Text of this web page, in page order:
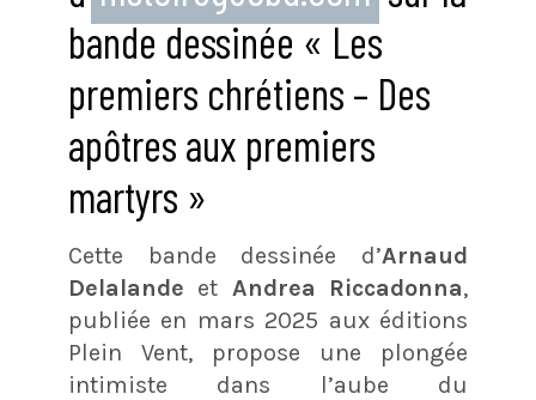
bande dessinée « Les
premiers chrétiens – Des
apôtres aux premiers
martyrs »
Cette bande dessinée d’Arnaud
Delalande et Andrea Riccadonna,
publiée en mars 2025 aux éditions
Plein Vent, propose une plongée
intimiste dans l’aube du